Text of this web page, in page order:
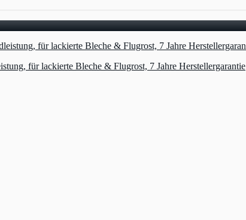
für lackierte Bleche & Flugrost, 7 Jahre Herstellergarantie